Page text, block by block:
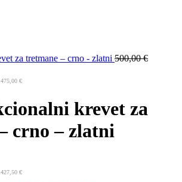
za tretmane – crno - zlatni 500,00€
475,00 €
krevet za
crno – zlatni
427,50 €